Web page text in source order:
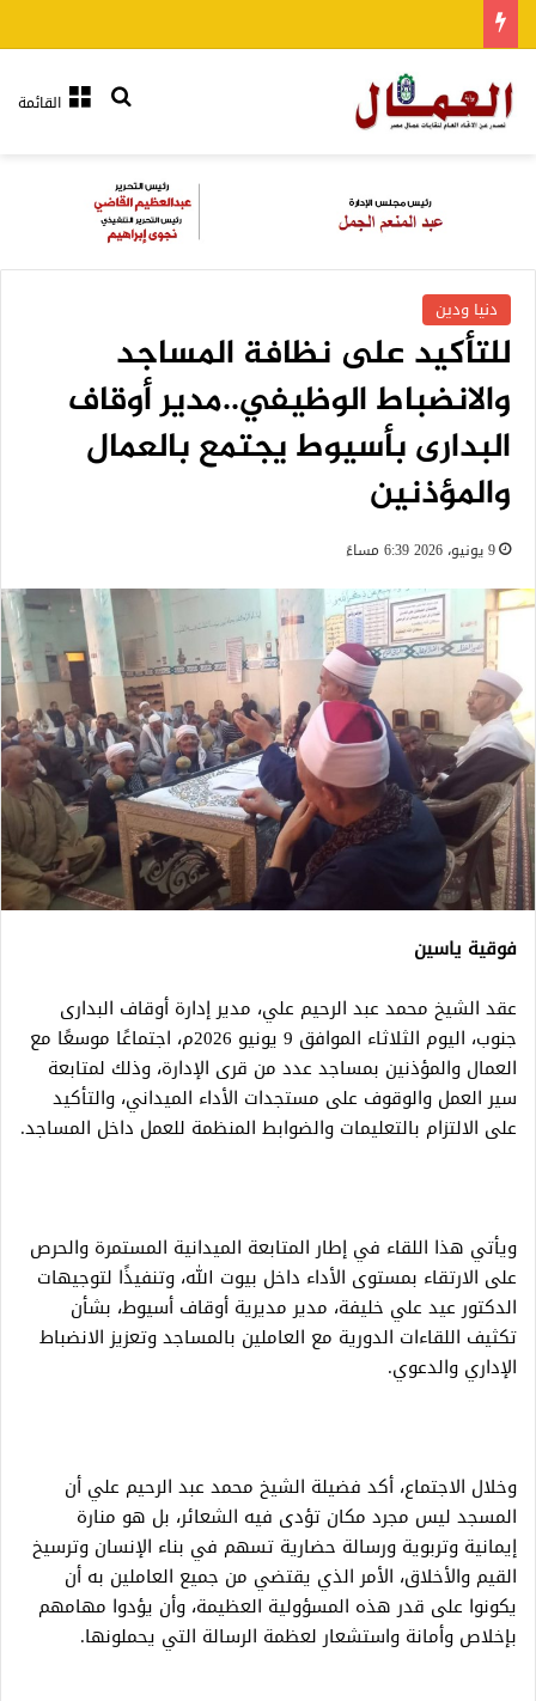
القائمةبحث عن
دنيا ودين
للتأكيد على نظافة المساجد
والانضباط الوظيفي..مدير أوقاف
البدارى بأسيوط يجتمع بالعمال
والمؤذنين
9 يونيو، 2026 6:39 مساءً
فوقية ياسين
عقد الشيخ محمد عبد الرحيم علي، مدير إدارة أوقاف البدارى
جنوب، اليوم الثلاثاء الموافق 9 يونيو 2026م، اجتماعًا موسعًا مع
العمال والمؤذنين بمساجد عدد من قرى الإدارة، وذلك لمتابعة
سير العمل والوقوف على مستجدات الأداء الميداني، والتأكيد
على الالتزام بالتعليمات والضوابط المنظمة للعمل داخل المساجد.
ويأتي هذا اللقاء في إطار المتابعة الميدانية المستمرة والحرص
على الارتقاء بمستوى الأداء داخل بيوت الله، وتنفيذًا لتوجيهات
الدكتور عيد علي خليفة، مدير مديرية أوقاف أسيوط، بشأن
تكثيف اللقاءات الدورية مع العاملين بالمساجد وتعزيز الانضباط
الإداري والدعوي.
وخلال الاجتماع، أكد فضيلة الشيخ محمد عبد الرحيم علي أن
المسجد ليس مجرد مكان تؤدى فيه الشعائر، بل هو منارة
إيمانية وتربوية ورسالة حضارية تسهم في بناء الإنسان وترسيخ
القيم والأخلاق، الأمر الذي يقتضي من جميع العاملين به أن
يكونوا على قدر هذه المسؤولية العظيمة، وأن يؤدوا مهامهم
بإخلاص وأمانة واستشعار لعظمة الرسالة التي يحملونها.